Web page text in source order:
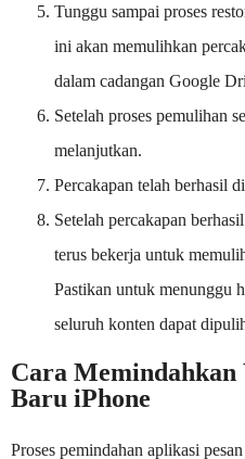
Tunggu sampai proses
ini akan memulihkan
dalam cadangan Google
Setelah proses pemulihan
melanjutkan.
Percakapan telah berhasil
Setelah percakapan
terus bekerja untuk
Pastikan untuk menunggu
seluruh konten dapat
Cara Memindahkan
Baru iPhone
Proses pemindahan aplikasi